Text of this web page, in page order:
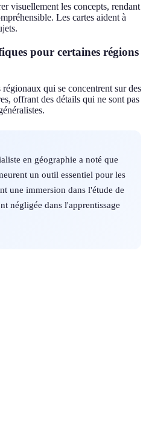
visuellement les concepts, rendant
Les cartes aident à
pour certaines régions
qui se concentrent sur des
offrant des détails qui ne sont pas
en géographie a noté que
un outil essentiel pour les
une immersion dans l'étude de
négligée dans l'apprentissage